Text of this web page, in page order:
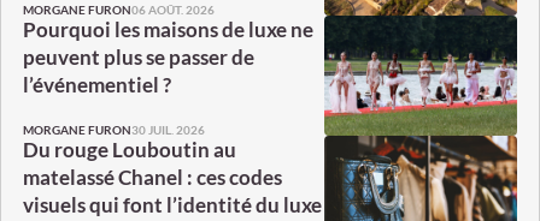
MORGANE FURON06 AOÛT. 2026
Pourquoi les maisons de luxe ne
peuvent plus se passer de
l’événementiel ?
MORGANE FURON30 JUIL. 2026
Du rouge Louboutin au
matelassé Chanel : ces codes
visuels qui font l’identité du luxe